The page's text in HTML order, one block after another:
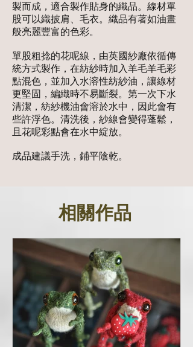
製而成，適合製作貼身的織品。線材單
股可以織披肩、毛衣。織品有著如油畫
般亮麗豐富的色彩。
單股粗捻的花呢線，由英國紗廠依循傳
統方式製作，在紡紗時加入羊毛羊毛彩
點混色，並加入水溶性紡紗油，讓線材
更堅固，編織時不易斷裂。第一次下水
清潔，紡紗機油會溶於水中，因此會有
些許浮色。清洗後，紗線會變得蓬鬆，
且花呢彩點會在水中綻放。
成品建議手洗，鋪平陰乾。
相關作品